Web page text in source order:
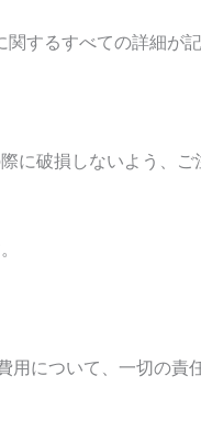
するすべての詳細が
に破損しないよう、
について、一切の